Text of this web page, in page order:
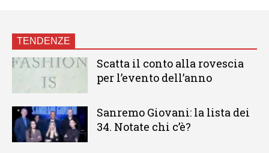
TENDENZE
Scatta il conto alla rovescia
per l’evento dell’anno
Sanremo Giovani: la lista dei
34. Notate chi c’è?